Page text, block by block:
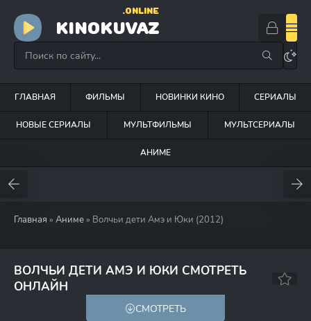
KINOKUVAZ
.ONLINE
ГЛАВНАЯ ФИЛЬМЫ НОВИНКИ КИНО СЕРИАЛЫ
НОВЫЕ СЕРИАЛЫ МУЛЬТФИЛЬМЫ МУЛЬТСЕРИАЛЫ
АНИМЕ
Главная » Аниме » Волчьи дети Амэ и Юки (2012)
ВОЛЧЬИ ДЕТИ АМЭ И ЮКИ СМОТРЕТЬ
ОНЛАЙН
СМОТРЕТЬ